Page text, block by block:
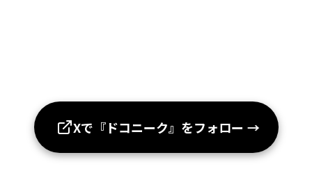
Xで『ドコニーク』をフォロー →